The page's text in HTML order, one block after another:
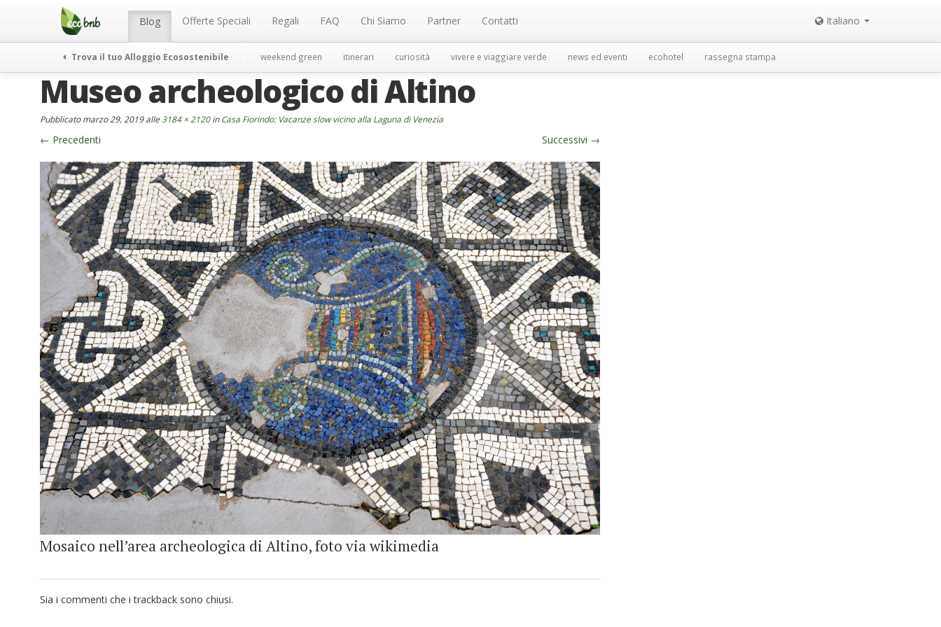
Menu Blog Offerte Speciali Regali FAQ Chi Siamo Partner Contatti Italiano
Trova il tuo Alloggio Ecosostenibile weekend green itinerari curiosità vivere e viaggiare verde news ed eventi ecohotel rassegna stampa
Museo archeologico di Altino
Pubblicatomarzo 29, 2019alle 3184 × 2120inCasa Fiorindo: Vacanze slow vicino alla Laguna di Venezia
← Precedenti Successivi →
Mosaico nell’area archeologica di Altino, foto via wikimedia
Sia i commenti che i trackback sono chiusi.